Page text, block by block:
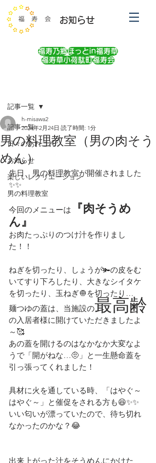
お知らせ
福寿乃郷ほっとin福寿草
福寿草小荷駄町福寿会
記事一覧
日々のあれこれ
お知らせ
楽しいレクリエーション
男の料理教室
記事一覧
男の料理教室（男の肉そう
めん）
h-misawa2
2024年2月24日 読了時間: 1分
先日、男の料理教室が開催されました
✨✨
今回のメニューは
『肉そうめ
ん』
お肉たっぷりのつけ汁を作りまし
た！！
ねぎを切ったり、しょうが🫚の皮をむ
いてすり下ろしたり、大きなシイタケ
を切ったり、玉ねぎ🧅を切ったり…
麺つゆの蓋は、当施設の最高齢
の入居者様に開けていただきましたよ
～🥰
あの蓋を開けるのはなかなか大変なよ
うで「開がねな…🤨」と一生懸命蓋を
引っ張ってくれました！
具材に火を通している時、「はやぐ～
はやぐ～」と催促をされる方も😆✨✨
いい匂いが漂っていたので、待ち切れ
なかったのかな？😂
出来上がった汁をそうめんにかけた